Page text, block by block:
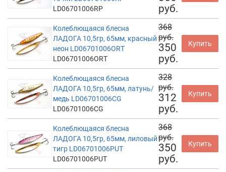
LD06701006RP
руб.
Колеблющаяся блесна
ЛАДОГА 10,5гр, 65мм, красный
неон LD06701006ORT
LD06701006ORT
368
руб.
350
руб.
Купить
Колеблющаяся блесна
ЛАДОГА 10,5гр, 65мм, латунь/
медь LD06701006CG
LD06701006CG
328
руб.
312
руб.
Купить
Колеблющаяся блесна
ЛАДОГА 10,5гр, 65мм, лиловый
тигр LD06701006PUT
LD06701006PUT
368
руб.
350
руб.
Купить